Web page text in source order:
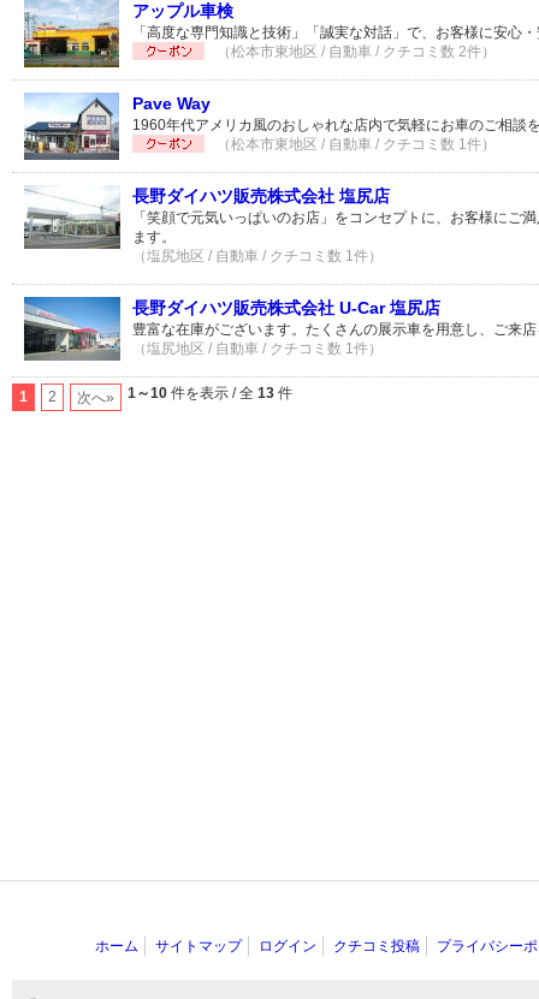
アップル車検
「高度な専門知識と技術」「誠実な対話」で、お客様に安心
（松本市東地区 / 自動車 / クチコミ数 2件）
Pave Way
1960年代アメリカ風のおしゃれな店内で気軽にお車のご相談
（松本市東地区 / 自動車 / クチコミ数 1件）
長野ダイハツ販売株式会社 塩尻店
「笑顔で元気いっぱいのお店」をコンセプトに、お客様にご
ます。
（塩尻地区 / 自動車 / クチコミ数 1件）
長野ダイハツ販売株式会社 U-Car 塩尻店
豊富な在庫がございます。たくさんの展示車を用意し、ご来
（塩尻地区 / 自動車 / クチコミ数 1件）
1 2 次へ» 1～10 件を表示 / 全 13 件
ホーム サイトマップ ログイン クチコミ投稿 プライバシー